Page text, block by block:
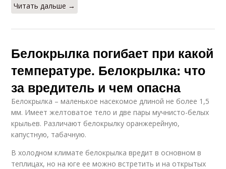
Читать дальше →
Белокрылка погибает при какой
температуре. Белокрылка: что
за вредитель и чем опасна
Белокрылка – маленькое насекомое длиной не более 1,5
мм. Имеет желтоватое тело и две пары мучнисто-белых
крыльев. Различают белокрылку оранжерейную,
капустную, табачную.
В холодном климате белокрылка вредит в основном в
теплицах, но на юге ее можно встретить и на открытых